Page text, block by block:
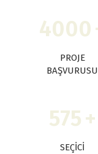
4000
PROJE
BAŞVURUSU
575+
SEÇICI